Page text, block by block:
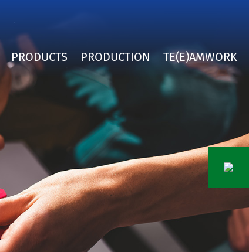
PRODUCTS PRODUCTION TE(E)AMWORK